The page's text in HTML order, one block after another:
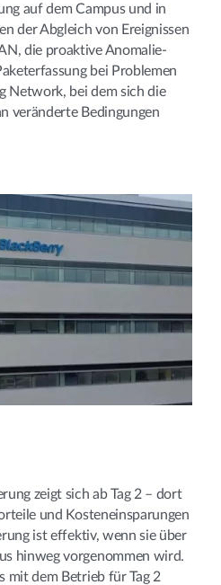
auf dem Campus und in
der Abgleich von Ereignissen
die proaktive Anomalie-
bei Problemen
Network, bei dem sich die
veränderte Bedingungen
zeigt sich ab Tag 2 – dort
und Kosteneinsparungen
ist effektiv, wenn sie über
hinweg vorgenommen wird.
mit dem Betrieb für Tag 2